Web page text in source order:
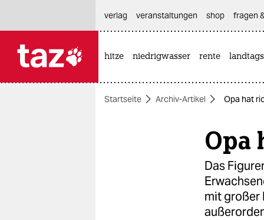
themen
verlag
veranstaltungen shop fragen
hitze niedrigwasser rente
Startseite Archiv-Artikel Opa hat
Opa
Das
mit großer